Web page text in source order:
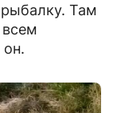
Там
всем